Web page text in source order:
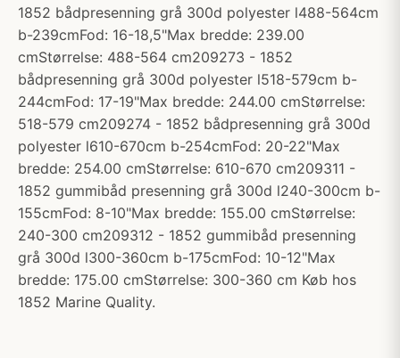
1852 bådpresenning grå 300d polyester l488-564cm
b-239cmFod: 16-18,5"Max bredde: 239.00
cmStørrelse: 488-564 cm209273 - 1852
bådpresenning grå 300d polyester l518-579cm b-
244cmFod: 17-19"Max bredde: 244.00 cmStørrelse:
518-579 cm209274 - 1852 bådpresenning grå 300d
polyester l610-670cm b-254cmFod: 20-22"Max
bredde: 254.00 cmStørrelse: 610-670 cm209311 -
1852 gummibåd presenning grå 300d l240-300cm b-
155cmFod: 8-10"Max bredde: 155.00 cmStørrelse:
240-300 cm209312 - 1852 gummibåd presenning
grå 300d l300-360cm b-175cmFod: 10-12"Max
bredde: 175.00 cmStørrelse: 300-360 cm Køb hos
1852 Marine Quality.